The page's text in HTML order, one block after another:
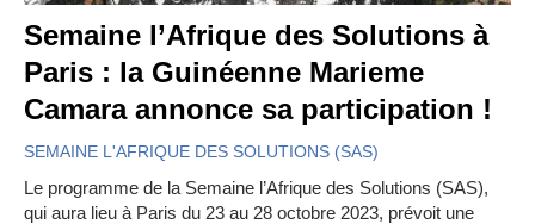
Semaine l’Afrique des Solutions à
Paris : la Guinéenne Marieme
Camara annonce sa participation !
SEMAINE L'AFRIQUE DES SOLUTIONS (SAS)
Le programme de la Semaine l’Afrique des Solutions (SAS),
qui aura lieu à Paris du 23 au 28 octobre 2023, prévoit une